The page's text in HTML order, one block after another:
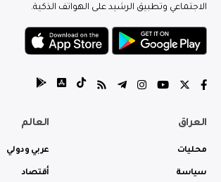
الاجتماعي وتطبيق الرشيد على الهواتف الذكية.
العراق
محليات
سياسة
العالم
عربي ودولي
أقتصاد